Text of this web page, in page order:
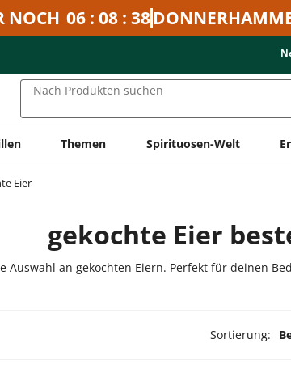
NOCH 06 : 08 : 38
Nach Produkten suchen
Themen Spirituosen-Welt
Eier
gekochte Eier
Auswahl an gekochten Eiern. Perfekt für deinen
Sortierung: